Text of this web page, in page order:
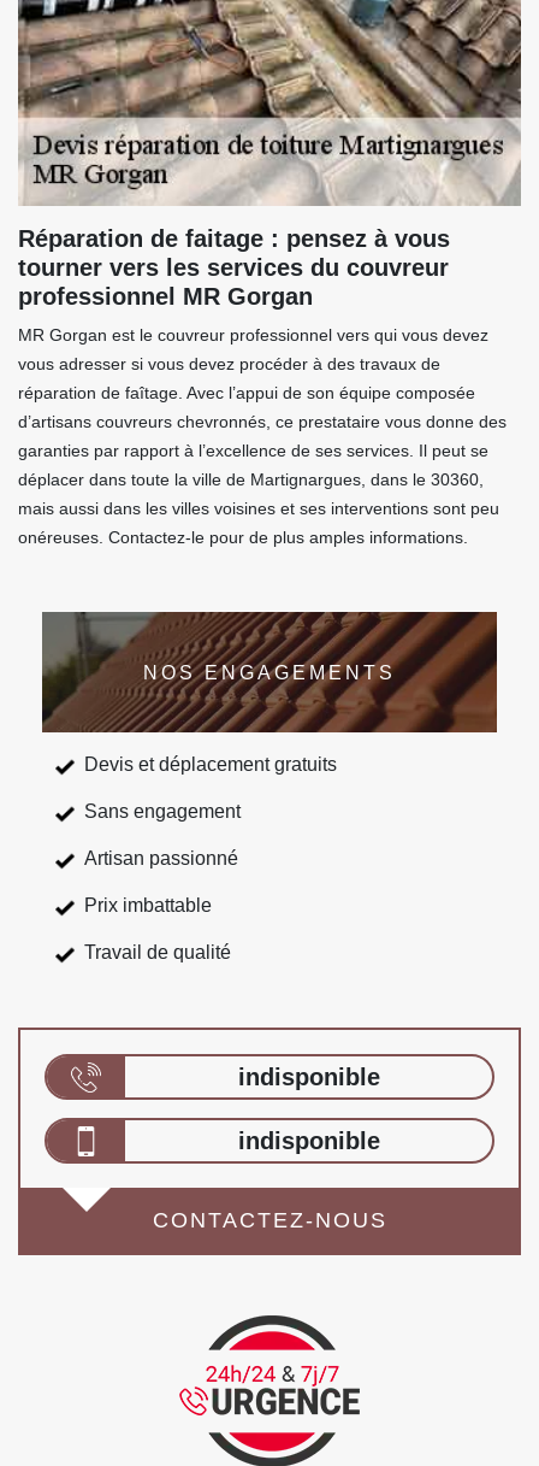
Réparation de faitage : pensez à vous
tourner vers les services du couvreur
professionnel MR Gorgan
MR Gorgan est le couvreur professionnel vers qui vous devez
vous adresser si vous devez procéder à des travaux de
réparation de faîtage. Avec l’appui de son équipe composée
d’artisans couvreurs chevronnés, ce prestataire vous donne des
garanties par rapport à l’excellence de ses services. Il peut se
déplacer dans toute la ville de Martignargues, dans le 30360,
mais aussi dans les villes voisines et ses interventions sont peu
onéreuses. Contactez-le pour de plus amples informations.
NOS ENGAGEMENTS
Devis et déplacement gratuits
Sans engagement
Artisan passionné
Prix imbattable
Travail de qualité
indisponible
indisponible
CONTACTEZ-NOUS